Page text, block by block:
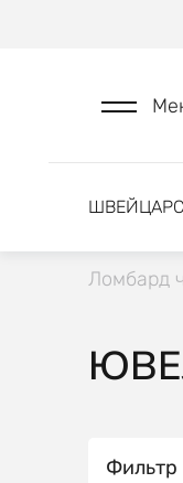
Ломбард
Фильтр